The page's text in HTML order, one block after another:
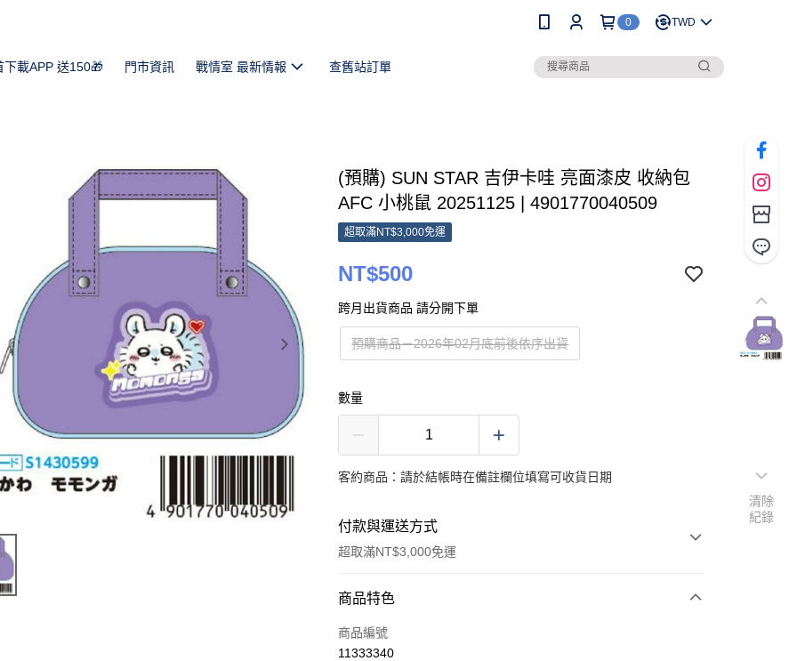
0 TWD
下載APP 送150🎁 門市資訊 戰情室 最新情報 查舊站訂單
(預購) SUN STAR 吉伊卡哇 亮面漆皮 收納包
AFC 小桃鼠 20251125 | 4901770040509
超取滿NT$3,000免運
NT$500
跨月出貨商品 請分開下單
預購商品－2026年02月底前後依序出貨
數量
客約商品：請於結帳時在備註欄位填寫可收貨日期
付款與運送方式
超取滿NT$3,000免運
付款方式
信用卡一次付款
商品特色
商品編號
11333340
清除
紀錄